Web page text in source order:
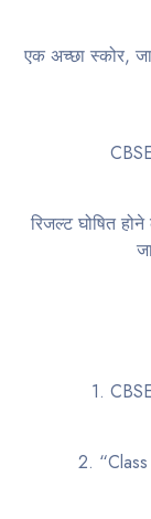
एक अच्छा स्कोर,
रिजल्ट घोषित
1.
2.